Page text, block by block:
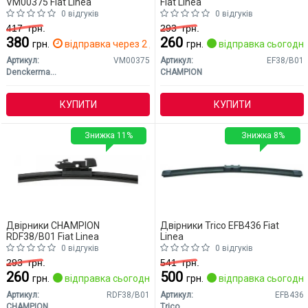
0 відгуків
417грн.
380 грн. відправка через 2 дн.
Артикул:
VM00375
Denckermann
КУПИТИ
0 відгуків
293грн.
260 грн. відправка сьогодні
Артикул:
EF38/B01
CHAMPION
КУПИТИ
Двірники CHAMPION
RDF38/B01 Fiat Linea
0 відгуків
293грн.
260 грн. відправка сьогодні
Артикул:
RDF38/B01
Знижка 11%
Двірники Trico EFB436 Fiat
Linea
0 відгуків
541грн.
500 грн. відправка сьогодні
Артикул:
EFB436
Знижка 8%